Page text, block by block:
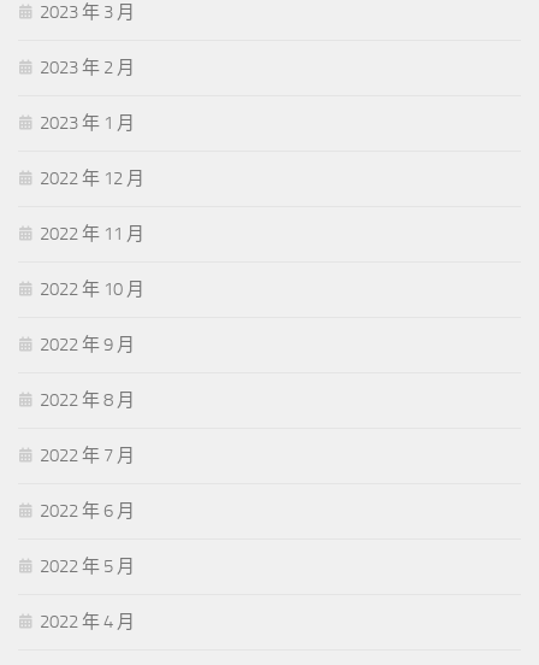
2023 年 3 月
2023 年 2 月
2023 年 1 月
2022 年 12 月
2022 年 11 月
2022 年 10 月
2022 年 9 月
2022 年 8 月
2022 年 7 月
2022 年 6 月
2022 年 5 月
2022 年 4 月